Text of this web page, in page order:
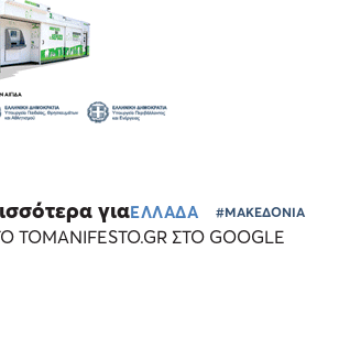
γιαΕΛΛΑΔΑ #ΜΑΚΕΔΟΝΙΑ
ΣΤΟ GOOGLE